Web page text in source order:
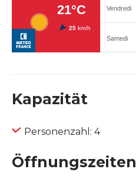
Kapazität
Personenzahl: 4
Öffnungszeiten